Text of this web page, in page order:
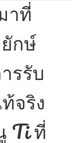
าที่
กษ์
รรับ
จริง
Ti ที่